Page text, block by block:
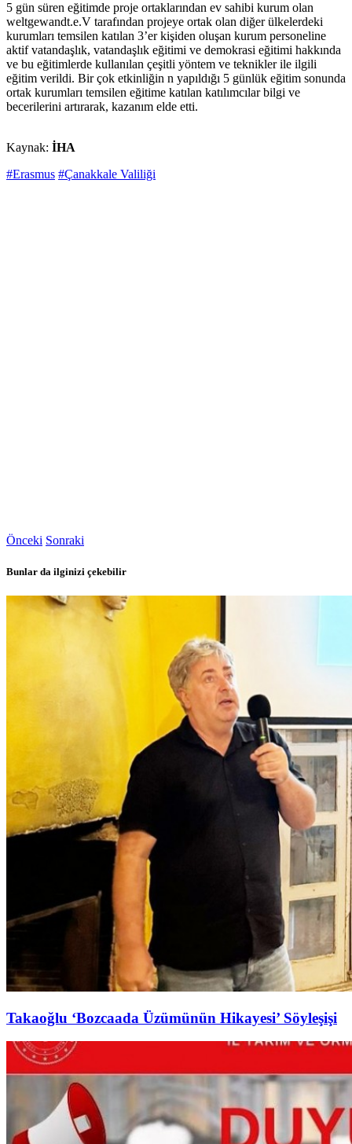
5 gün süren eğitimde proje ortaklarından ev sahibi kurum olan
weltgewandt.e.V tarafından projeye ortak olan diğer ülkelerdeki
kurumları temsilen katılan 3’er kişiden oluşan kurum personeline
aktif vatandaşlık, vatandaşlık eğitimi ve demokrasi eğitimi hakkında
ve bu eğitimlerde kullanılan çeşitli yöntem ve teknikler ile ilgili
eğitim verildi. Bir çok etkinliğin n yapıldığı 5 günlük eğitim sonunda
ortak kurumları temsilen eğitime katılan katılımcılar bilgi ve
becerilerini artırarak, kazanım elde etti.
Kaynak: İHA
#Erasmus #Çanakkale Valiliği
Önceki Sonraki
Bunlar da ilginizi çekebilir
Takaoğlu ‘Bozcaada Üzümünün Hikayesi’ Söyleşişi